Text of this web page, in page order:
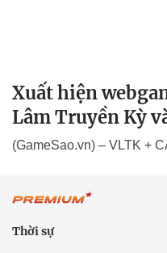
Xuất hiện
Lâm Truyền Kỳ
(GameSao.vn) – VLTK +
Thời sự